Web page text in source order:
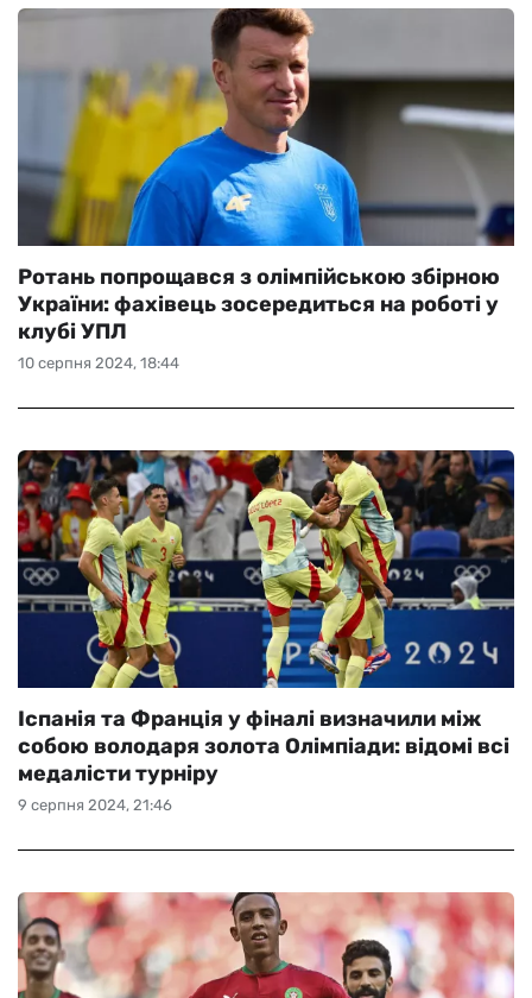
10 серпня 2024, 18:44
Ротань попрощався з олімпійською збірною
України: фахівець зосередиться на роботі у
клубі УПЛ
9 серпня 2024, 21:46
Іспанія та Франція у фіналі визначили між
собою володаря золота Олімпіади: відомі всі
медалісти турніру